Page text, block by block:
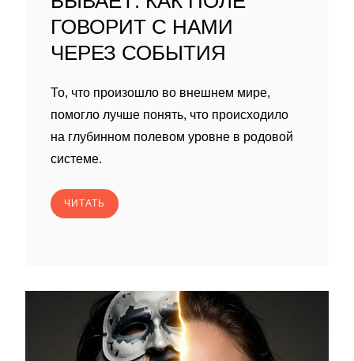
ГОВОРИТ С НАМИ
ЧЕРЕЗ СОБЫТИЯ
То, что произошло во внешнем мире,
помогло лучше понять, что происходило
на глубинном полевом уровне в родовой
системе.
ЧИТАТЬ